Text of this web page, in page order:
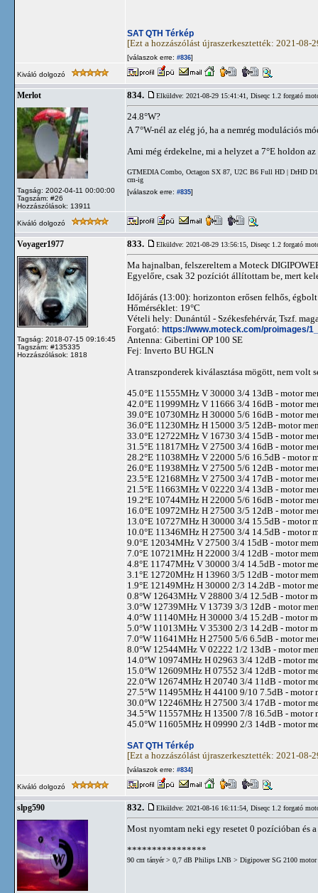
SAT QTH Térkép
[Ezt a hozzászólást újraszerkesztették: 2021-08-
[válaszok erre: #836]
Kiváló dolgozó
Merlot
Tagság: 2002-04-11 00:00:00
Tagszám: #26
Hozzászólások: 13911
834. Elküldve: 2021-08-29 15:41:41, Diseqc 1.2 forgató
24.8°W?
A 7°W-nél az elég jó, ha a nemrég modulációs
Ami még érdekelne, mi a helyzet a 7°E holdon
GTMEDIA Combo, Octagon SX 87, U2C B6 Full HD | DrHD
cm-ig
[válaszok erre: #835]
Kiváló dolgozó
Voyager1977
Tagság: 2018-07-15 09:16:45
Tagszám: #135335
Hozzászólások: 1818
833. Elküldve: 2021-08-29 13:56:15, Diseqc 1.2 forgató
Ma hajnalban, felszereltem a Moteck
Egyelőre, csak 32 pozíciót állítottam be, mert
Időjárás (13:00): horizonton erősen felhős,
Hőmérséklet: 19°C
Vételi hely: Dunántúl - Székesfehérvár, Tszf.
Forgató: https://www.moteck.com/proimages/
Antenna: Gibertini OP 100 SE
Fej: Inverto BU HGLN
A transzponderek kiválasztása mögött, nem volt
45.0°E 11555MHz V 30000 3/4 13dB - motor
42.0°E 11999MHz V 11666 3/4 16dB - motor
39.0°E 10730MHz H 30000 5/6 16dB - motor
36.0°E 11230MHz H 15000 3/5 12dB- motor
33.0°E 12722MHz V 16730 3/4 15dB - motor
31.5°E 11817MHz V 27500 3/4 16dB - motor
28.2°E 11038MHz V 22000 5/6 16.5dB - motor
26.0°E 11938MHz V 27500 5/6 12dB - motor
23.5°E 12168MHz V 27500 3/4 17dB - motor
21.5°E 11663MHz V 02220 3/4 13dB - motor
19.2°E 10744MHz H 22000 5/6 16dB - motor
16.0°E 10972MHz H 27500 3/5 12dB - motor
13.0°E 10727MHz H 30000 3/4 15.5dB - motor
10.0°E 11346MHz H 27500 3/4 14.5dB - motor
9.0°E 12034MHz V 27500 3/4 15dB - motor
7.0°E 10721MHz H 22000 3/4 12dB - motor
4.8°E 11747MHz V 30000 3/4 14.5dB - motor
3.1°E 12720MHz H 13960 3/5 12dB - motor
1.9°E 12149MHz H 30000 2/3 14.2dB - motor
0.8°W 12643MHz V 28800 3/4 12.5dB - motor
3.0°W 12739MHz V 13739 3/3 12dB - motor
4.0°W 11140MHz H 30000 3/4 15.2dB - motor
5.0°W 11013MHz V 35300 2/3 14.2dB - motor
7.0°W 11641MHz H 27500 5/6 6.5dB - motor
8.0°W 12544MHz V 02222 1/2 13dB - motor
14.0°W 10974MHz H 02963 3/4 12dB - motor
15.0°W 12609MHz H 07552 3/4 12dB - motor
22.0°W 12674MHz H 20740 3/4 11dB - motor
27.5°W 11495MHz H 44100 9/10 7.5dB - motor
30.0°W 12246MHz H 27500 3/4 17dB - motor
34.5°W 11557MHz H 13500 7/8 16.5dB - motor
45.0°W 11605MHz H 09990 2/3 14dB - motor
SAT QTH Térkép
[Ezt a hozzászólást újraszerkesztették: 2021-08-
[válaszok erre: #834]
Kiváló dolgozó
slpg590 832. Elküldve: 2021-08-16 16:11:54, Diseqc 1.2 forgató
Most nyomtam neki egy resetet 0 pozícióban és
****************
90 cm tányér > 0,7 dB Philips LNB > Digipower SG 2100